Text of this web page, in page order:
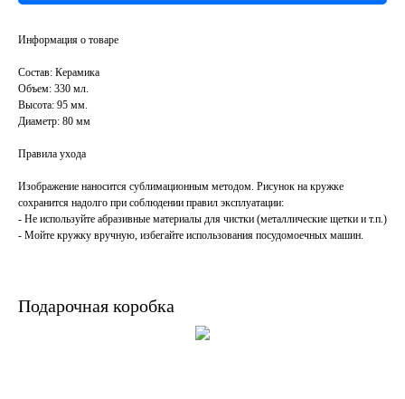
Информация о товаре
Состав: Керамика
Объем: 330 мл.
Высота: 95 мм.
Диаметр: 80 мм
Правила ухода
Изображение наносится сублимационным методом. Рисунок на кружке
сохранится надолго при соблюдении правил эксплуатации:
- Не используйте абразивные материалы для чистки (металлические щетки и т.п.)
- Мойте кружку вручную, избегайте использования посудомоечных машин.
Подарочная коробка